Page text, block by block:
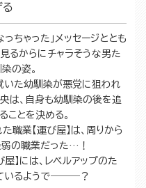
る
っちゃった」メッセージととも
るからにチャラそうな男た
の姿。
いた幼馴染が悪党に狙われ
は、自身も幼馴染の後を追
ことを決める。
職業【運び屋】は、周りから
の職業だった…！
屋】には、レベルアップのた
いるようで―――？